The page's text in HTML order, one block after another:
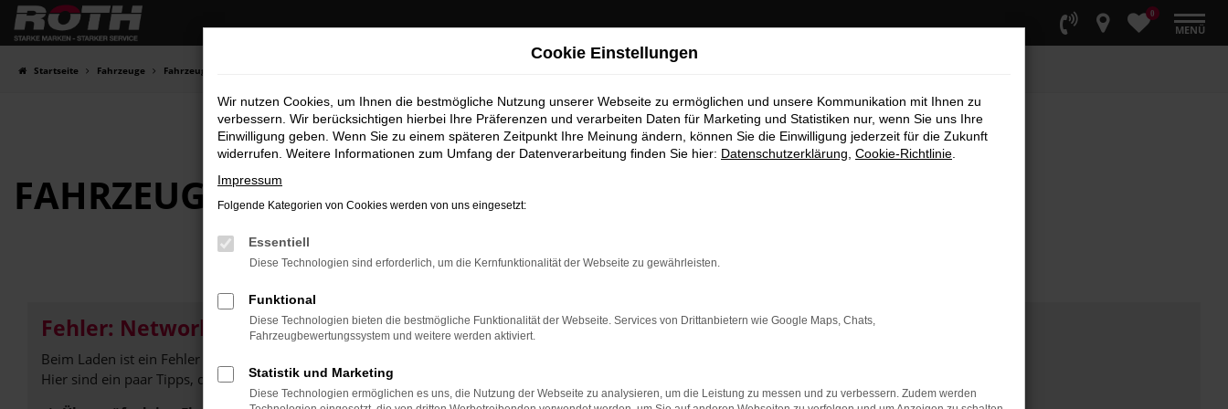
Zum
Hauptinhalt
0
MENÜ
Startseite Fahrzeuge Fahrzeugbestand
FAHRZEUG-SHOWROOM
Fehler: Network Error
Beim Laden ist ein Fehler aufgetreten.
Hier sind ein paar Tipps, die dir helfen können:
Cookie Einstellungen
Wir nutzen Cookies, um Ihnen die bestmögliche Nutzung unserer Webseite zu ermöglichen und unsere Kommunikation mit Ihnen zu
verbessern. Wir berücksichtigen hierbei Ihre Präferenzen und verarbeiten Daten für Marketing und Statistiken nur, wenn Sie uns Ihre
Einwilligung geben. Wenn Sie zu einem späteren Zeitpunkt Ihre Meinung ändern, können Sie die Einwilligung jederzeit für die Zukunft
widerrufen. Weitere Informationen zum Umfang der Datenverarbeitung finden Sie hier: Datenschutzerklärung Cookie-Richtlinie
Impressum
Folgende Kategorien von Cookies werden von uns eingesetzt:
Essentiell
Diese Technologien sind erforderlich, um die Kernfunktionalität der Webseite zu gewährleisten.
Funktional
Diese Technologien bieten die bestmögliche Funktionalität der Webseite. Services von Drittanbietern wie Google Maps, Chats,
Fahrzeugbewertungssystem und weitere werden aktiviert.
Statistik und Marketing
Diese Technologien ermöglichen es uns, die Nutzung der Webseite zu analysieren, um die Leistung zu messen und zu verbessern. Zudem werden